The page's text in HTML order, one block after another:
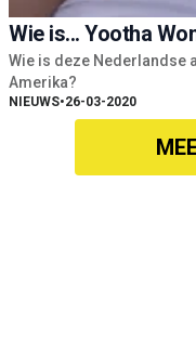
Wie is... Yootha
Wie is deze Nederlandse
Amerika?
NIEUWS•26-03-2020